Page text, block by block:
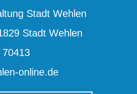
Stadt Wehlen
Stadt Wehlen
70413
online.de